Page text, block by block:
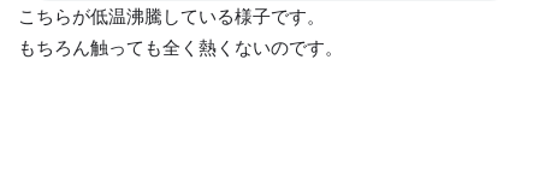
こちらが低温沸騰している様子です。
もちろん触っても全く熱くないのです。